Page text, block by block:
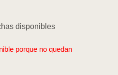
disponibles
porque no quedan